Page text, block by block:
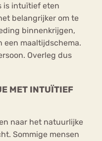
is intuïtief eten
belangrijker om te
binnenkrijgen,
een maaltijdschema.
Overleg dus
MET INTUÏTIEF
naar het natuurlijke
Sommige mensen